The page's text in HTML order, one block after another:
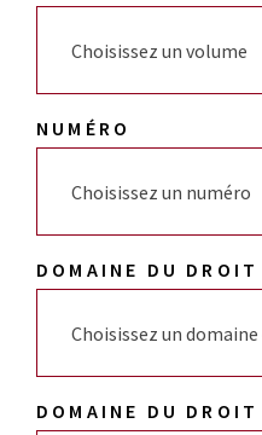
Choisissez un volume
NUMÉRO
Choisissez un numéro
DOMAINE DU DROIT
Choisissez un
DOMAINE DU DROIT